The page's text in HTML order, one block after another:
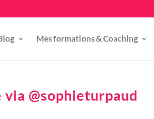
Mes formations & Coaching
@sophieturpaud